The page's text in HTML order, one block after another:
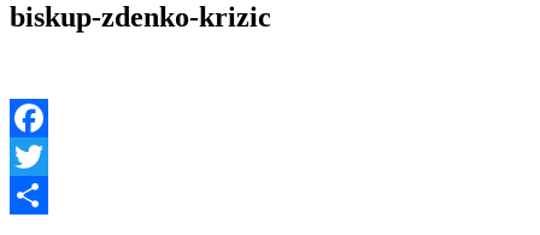
biskup-zdenko-krizic
Facebook
Twitter